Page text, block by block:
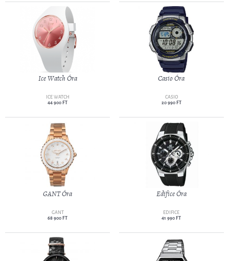
Ice Watch Óra
ICE WATCH
44 900 FT
Casio Óra
CASIO
20 990 FT
GANT Óra
GANT
68 900 FT
Edifice Óra
EDIFICE
41 990 FT